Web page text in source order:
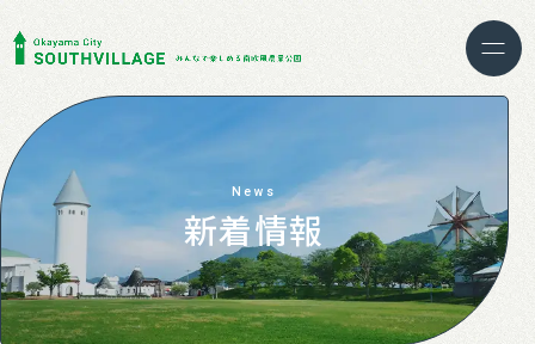
News
新着情報